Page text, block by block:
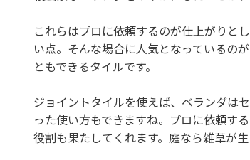
これらはプロに依頼するのが仕上がりと
い点。そんな場合に人気となっているの
ともできるタイルです。
ジョイントタイルを使えば、ベランダは
った使い方もできますね。プロに依頼す
役割も果たしてくれます。庭なら雑草が